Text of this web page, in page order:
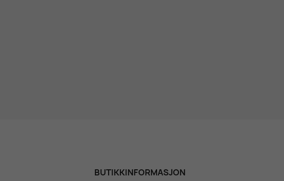
BUTIKKINFORMASJON